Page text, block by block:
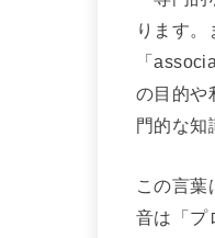
ります
「
の目的や
門的な知
この言葉
音は「プ